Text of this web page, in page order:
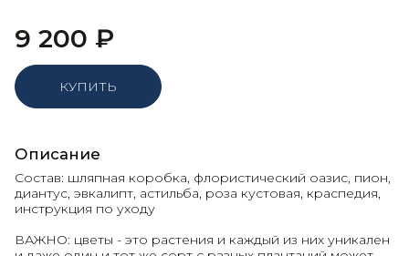
9 200 ₽
КУПИТЬ
Описание
Состав: шляпная коробка, флористический оазис, пион,
диантус, эвкалипт, астильба, роза кустовая, краспедия,
инструкция по уходу
ВАЖНО: цветы - это растения и каждый из них уникален